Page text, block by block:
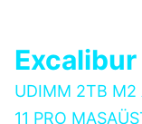
UDIMM 2TB M2
11 PRO